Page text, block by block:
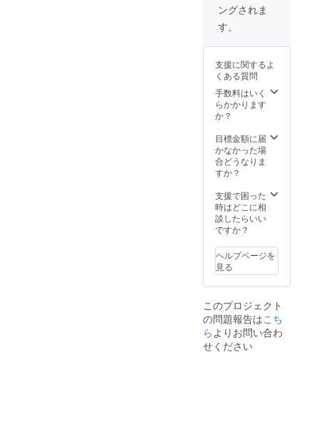
ングされま
す。
支援に関するよ
くある質問
手数料はいく
らかかります
か？
目標金額に届
かなかった場
合どうなりま
すか？
支援で困った
時はどこに相
談したらいい
ですか？
ヘルプページを
見る
このプロジェクト
の問題報告はこち
ら よりお問い合わ
せください